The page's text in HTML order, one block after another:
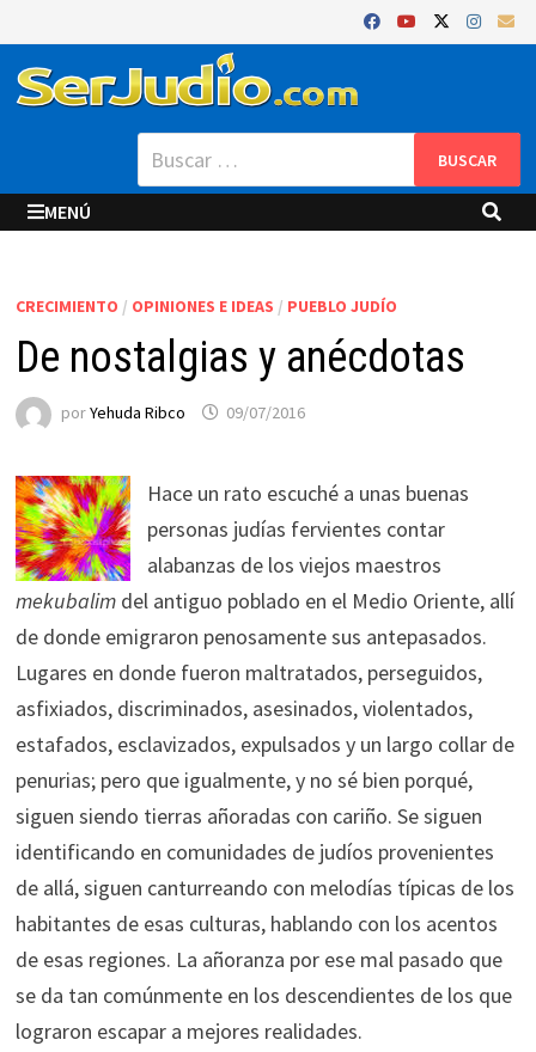
al
contenido
Buscar:
MENÚ
CRECIMIENTO / OPINIONES E IDEAS / PUEBLO JUDÍO
De nostalgias y anécdotas
porYehuda Ribco 09/07/2016
Hace un rato escuché a unas buenas
personas judías fervientes contar
alabanzas de los viejos maestros
mekubalimdel antiguo poblado en el Medio Oriente, allí
de donde emigraron penosamente sus antepasados.
Lugares en donde fueron maltratados, perseguidos,
asfixiados, discriminados, asesinados, violentados,
estafados, esclavizados, expulsados y un largo collar de
penurias; pero que igualmente, y no sé bien porqué,
siguen siendo tierras añoradas con cariño. Se siguen
identificando en comunidades de judíos provenientes
de allá, siguen canturreando con melodías típicas de los
habitantes de esas culturas, hablando con los acentos
de esas regiones. La añoranza por ese mal pasado que
se da tan comúnmente en los descendientes de los que
lograron escapar a mejores realidades.